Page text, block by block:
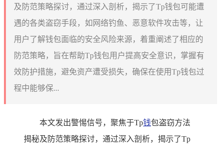
及防范策略探讨，通过深入剖析，揭示了Tp钱包可能遭
遇的各类盗窃手段，如网络钓鱼、恶意软件攻击等，让
用户了解钱包面临的安全风险来源，着重阐述了相应的
防范策略，旨在帮助Tp钱包用户提高安全意识，掌握有
效防护措施，避免资产遭受损失，确保在使用Tp钱包过
程中能够保...
本文发出警惕信号，聚焦于Tp钱包盗窃方法
揭秘及防范策略探讨，通过深入剖析，揭示了Tp